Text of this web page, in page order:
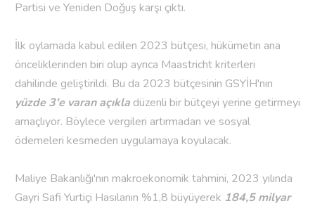
Partisi ve Yeniden Doğuş karşı çıktı.
İlk oylamada kabul edilen 2023 bütçesi, hükümetin ana
önceliklerinden biri olup ayrıca Maastricht kriterleri
dahilinde geliştirildi. Bu da 2023 bütçesinin GSYİH'nın
yüzde 3'e varan açıkla düzenli bir bütçeyi yerine getirmeyi
amaçlıyor. Böylece vergileri artırmadan ve sosyal
ödemeleri kesmeden uygulamaya koyulacak.
Maliye Bakanlığı'nın makroekonomik tahmini, 2023 yılında
Gayri Safi Yurtiçi Hasılanın %1,8 büyüyerek 184,5 milyar